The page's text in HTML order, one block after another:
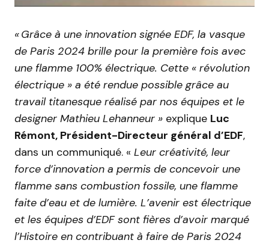
« Grâce à une innovation signée EDF, la vasque
de Paris 2024 brille pour la première fois avec
une flamme 100% électrique. Cette « révolution
électrique » a été rendue possible grâce au
travail titanesque réalisé par nos équipes et le
designer Mathieu Lehanneur » explique Luc
Rémont, Président-Directeur général d’EDF,
dans un communiqué. « Leur créativité, leur
force d’innovation a permis de concevoir une
flamme sans combustion fossile, une flamme
faite d’eau et de lumière. L’avenir est électrique
et les équipes d’EDF sont fières d’avoir marqué
l’Histoire en contribuant à faire de Paris 2024